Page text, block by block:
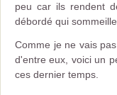
peu car ils rendent
débordé qui
Comme je ne vais
d'entre eux, voici un
ces dernier temps.